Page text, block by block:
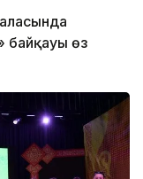
байқауы өз